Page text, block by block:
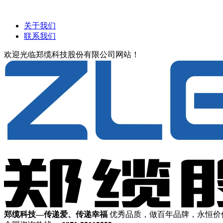
关于我们
联系我们
欢迎光临郑缆科技股份有限公司网站！
郑缆科技—传递爱、传递幸福 优秀品质，做百年品牌，永恒价